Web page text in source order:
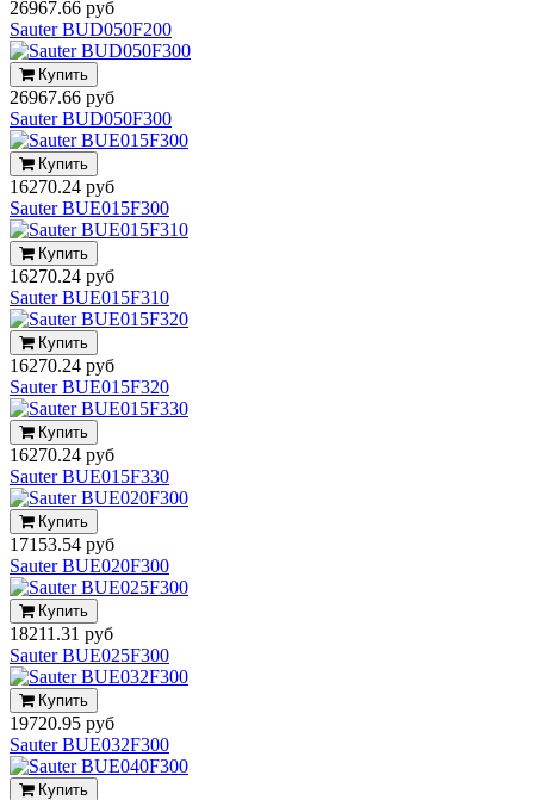
26967.66 руб
Sauter BUD050F200
Купить
26967.66 руб
Sauter BUD050F300
Купить
16270.24 руб
Sauter BUE015F300
Купить
16270.24 руб
Sauter BUE015F310
Купить
16270.24 руб
Sauter BUE015F320
Купить
16270.24 руб
Sauter BUE015F330
Купить
17153.54 руб
Sauter BUE020F300
Купить
18211.31 руб
Sauter BUE025F300
Купить
19720.95 руб
Sauter BUE032F300
Купить